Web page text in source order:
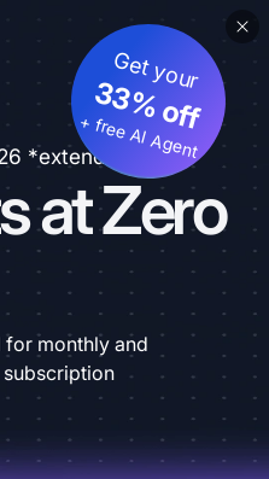
*extended
at Zero
Get your
33% off
+ free AI Agent
for monthly and